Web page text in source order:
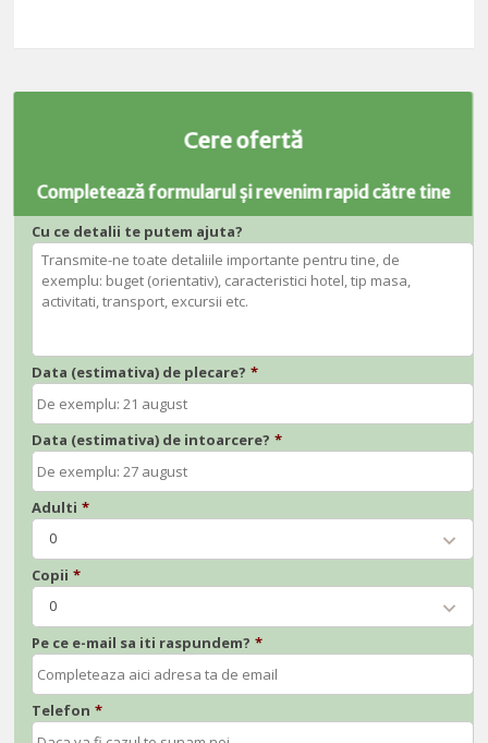
Cere ofertă
Completează formularul și revenim rapid către tine
Cu ce detalii te putem ajuta?
Data (estimativa) de plecare? *
Data (estimativa) de intoarcere? *
Adulti *
0
Copii *
0
Pe ce e-mail sa iti raspundem? *
Telefon *